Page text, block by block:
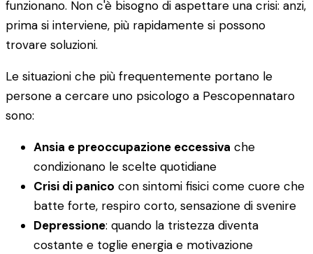
funzionano. Non c'è bisogno di aspettare una crisi: anzi,
prima si interviene, più rapidamente si possono
trovare soluzioni.
Le situazioni che più frequentemente portano le
persone a cercare uno psicologo a Pescopennataro
sono:
Ansia e preoccupazione eccessiva che
condizionano le scelte quotidiane
Crisi di panico con sintomi fisici come cuore che
batte forte, respiro corto, sensazione di svenire
Depressione: quando la tristezza diventa
costante e toglie energia e motivazione